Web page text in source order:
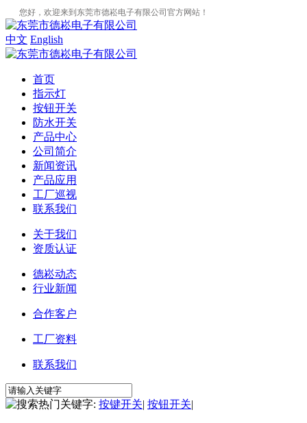
您好，欢迎来到东莞市德崧电子有限公司官方网站！
中文 English
首页
指示灯
按钮开关
防水开关
产品中心
公司简介
新闻资讯
产品应用
工厂巡视
联系我们
关于我们
资质认证
德崧动态
行业新闻
合作客户
工厂资料
联系我们
热门关键字: 按键开关| 按钮开关|